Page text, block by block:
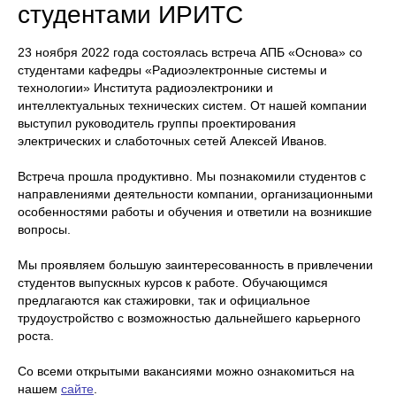
студентами ИРИТС
23 ноября 2022 года состоялась встреча АПБ «Основа» со
студентами кафедры «Радиоэлектронные системы и
технологии» Института радиоэлектроники и
интеллектуальных технических систем. От нашей компании
выступил руководитель группы проектирования
электрических и слаботочных сетей Алексей Иванов.
Встреча прошла продуктивно. Мы познакомили студентов с
направлениями деятельности компании, организационными
особенностями работы и обучения и ответили на возникшие
вопросы.
Мы проявляем большую заинтересованность в привлечении
студентов выпускных курсов к работе. Обучающимся
предлагаются как стажировки, так и официальное
трудоустройство с возможностью дальнейшего карьерного
роста.
Со всеми открытыми вакансиями можно ознакомиться на
нашем сайте